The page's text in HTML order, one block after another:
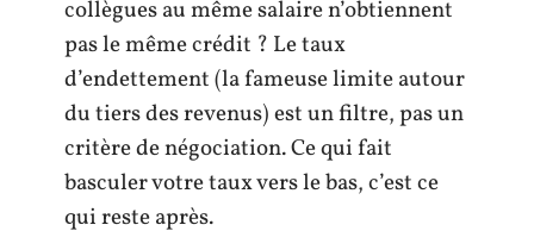
collègues au même salaire n’obtiennent
pas le même crédit ? Le taux
d’endettement (la fameuse limite autour
du tiers des revenus) est un filtre, pas un
critère de négociation. Ce qui fait
basculer votre taux vers le bas, c’est ce
qui reste après.